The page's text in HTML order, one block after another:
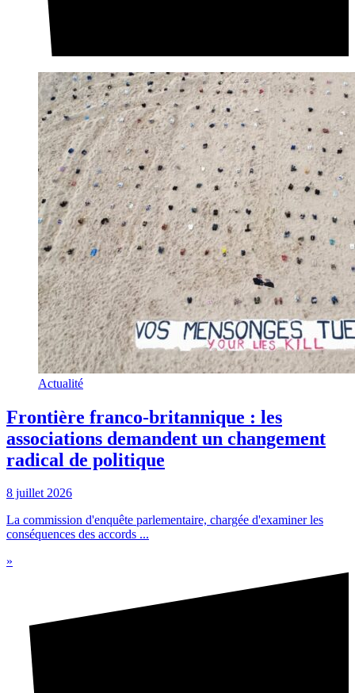
Actualité
Frontière franco-britannique : les
associations demandent un changement
radical de politique
8 juillet 2026
La commission d'enquête parlementaire, chargée d'examiner les
conséquences des accords ...
»